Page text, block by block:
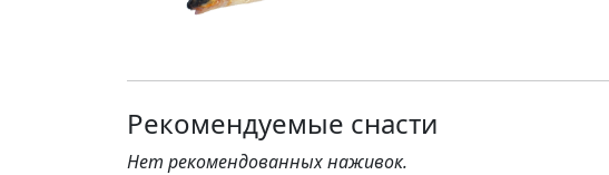
Рекомендуемые снасти
Нет рекомендованных наживок.